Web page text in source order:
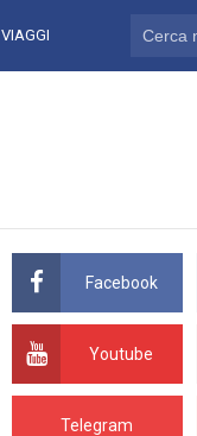
VIAGGI
Facebook
Youtube
Telegram